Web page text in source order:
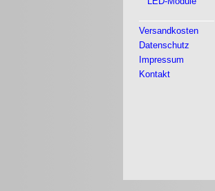
Versandkosten
Datenschutz
Impressum
Kontakt